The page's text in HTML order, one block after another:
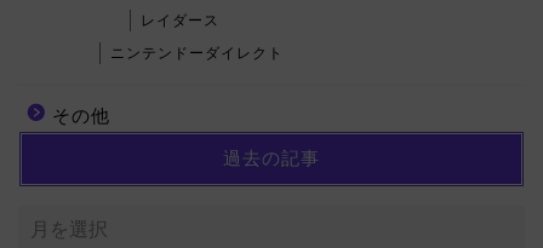
レイダース
ニンテンドーダイレクト
その他
過去の記事